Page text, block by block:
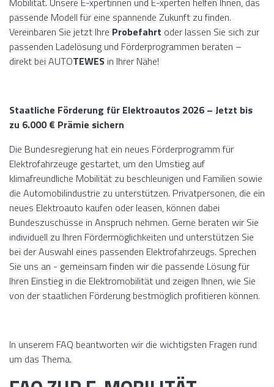
passende Modell für eine spannende Zukunft zu finden.
Vereinbaren Sie jetzt Ihre Probefahrt oder lassen Sie sich zur
passenden Ladelösung und Förderprogrammen beraten –
direkt bei AUTOTEWES in Ihrer Nähe!
Staatliche Förderung für Elektroautos 2026 – Jetzt bis
zu 6.000 € Prämie sichern
Die Bundesregierung hat ein neues Förderprogramm für
Elektrofahrzeuge gestartet, um den Umstieg auf
klimafreundliche Mobilität zu beschleunigen und Familien sowie
die Automobilindustrie zu unterstützen. Privatpersonen, die ein
neues Elektroauto kaufen oder leasen, können dabei
Bundeszuschüsse in Anspruch nehmen. Gerne beraten wir Sie
individuell zu Ihren Fördermöglichkeiten und unterstützen Sie
bei der Auswahl eines passenden Elektrofahrzeugs. Sprechen
Sie uns an - gemeinsam finden wir die passende Lösung für
Ihren Einstieg in die Elektromobilität und zeigen Ihnen, wie Sie
von der staatlichen Förderung bestmöglich profitieren können.
In unserem FAQ beantworten wir die wichtigsten Fragen rund
um das Thema.